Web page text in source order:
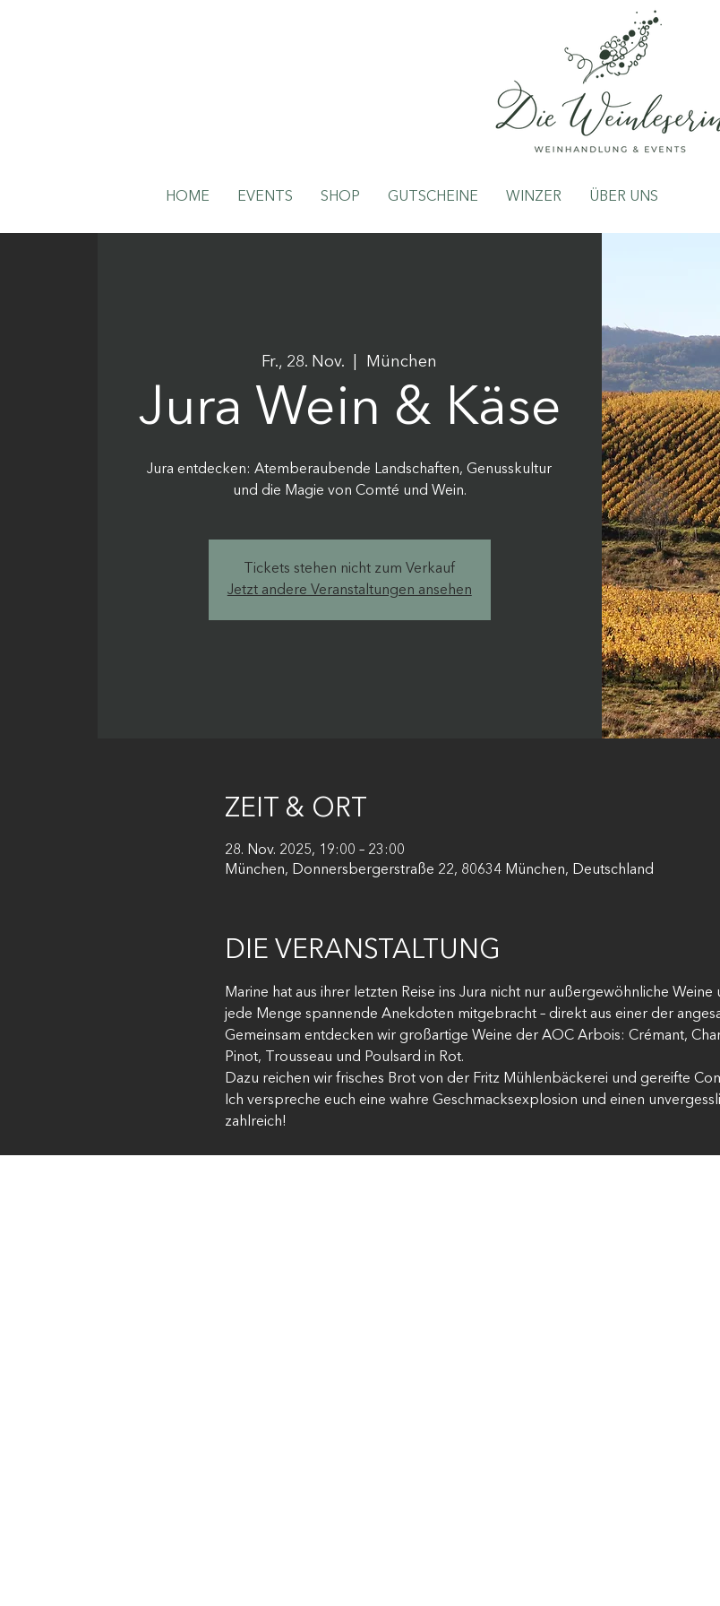
HOME EVENTS SHOP GUTSCHEINE WINZER ÜBER UNS
Fr., 28. Nov. München
Jura Wein & Käse
Jura entdecken: Atemberaubende Landschaften, Genusskultur
und die Magie von Comté und Wein.
Tickets stehen nicht zum Verkauf
Jetzt andere Veranstaltungen ansehen
ZEIT & ORT
28. Nov. 2025, 19:00 – 23:00
München, Donnersbergerstraße 22, 80634 München, Deutschland
DIE VERANSTALTUNG
Marine hat aus ihrer letzten Reise ins Jura nicht nur außergewöhnliche
jede Menge spannende Anekdoten mitgebracht – direkt aus einer der
Gemeinsam entdecken wir großartige Weine der AOC Arbois: Crémant,
Pinot, Trousseau und Poulsard in Rot.
Dazu reichen wir frisches Brot von der Fritz Mühlenbäckerei und gereifte
Ich verspreche euch eine wahre Geschmacksexplosion und einen
zahlreich!